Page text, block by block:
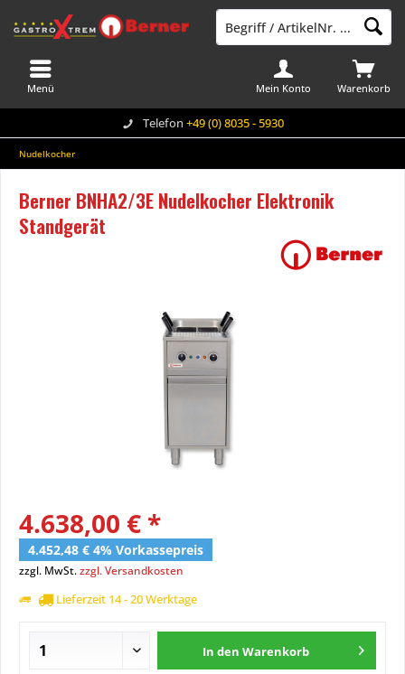
Telefon +49 (0) 8035 - 5930
Warenkorb
Mein Konto
Menü
Nudelkocher
Berner BNHA2/3E Nudelkocher Elektronik
Standgerät
4.638,00 € *
4.452,48 € 4% Vorkassepreis
zzgl. MwSt.zzgl. Versandkosten
Lieferzeit 14 - 20 Werktage
In den Warenkorb